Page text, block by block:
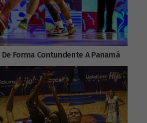
Forma Contundente A Panamá